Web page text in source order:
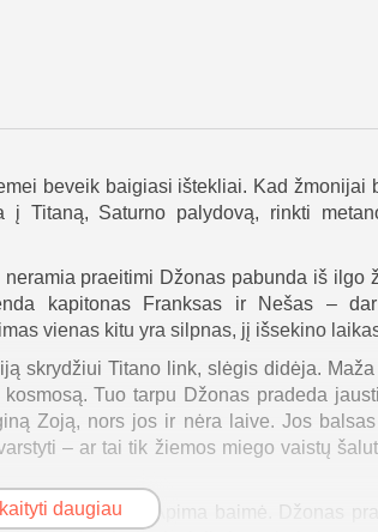
beveik baigiasi ištekliai. Kad žmonijai
į Titaną, Saturno palydovą, rinkti
praeitimi Džonas pabunda iš ilgo
kapitonas Franksas ir Nešas –
vienas kitu yra silpnas, jį išsekino
skrydžiui Titano link, slėgis didėja.
Tuo tarpu Džonas pradeda
Zoją, nors jos ir nėra laive. Jos
– ar tai tik žiemos miego vaistų
ką daryti. Apima baimė. Džonas
daugiau